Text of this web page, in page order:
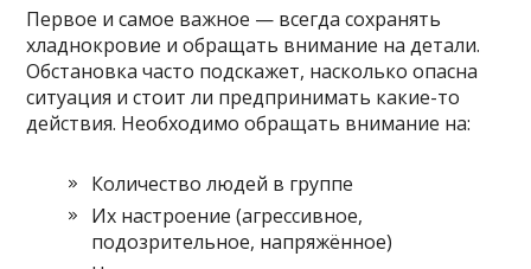
Первое и самое важное — всегда сохранять
хладнокровие и обращать внимание на детали.
Обстановка часто подскажет, насколько опасна
ситуация и стоит ли предпринимать какие-то
действия. Необходимо обращать внимание на:
Количество людей в группе
Их настроение (агрессивное,
подозрительное, напряжённое)